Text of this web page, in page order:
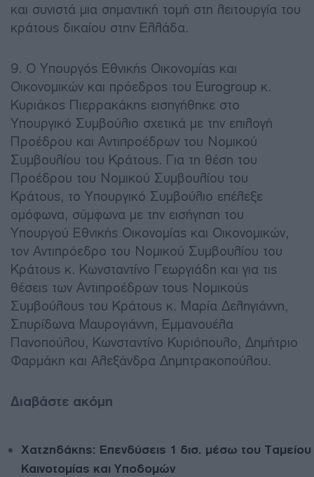
και συνιστά μια σημαντική τομή στη λειτουργία του
κράτους δικαίου στην Ελλάδα.
9. Ο Υπουργός Εθνικής Οικονομίας και
Οικονομικών και πρόεδρος του Eurogroup κ.
Κυριάκος Πιερρακάκης εισηγήθηκε στο
Υπουργικό Συμβούλιο σχετικά με την επιλογή
Προέδρου και Αντιπροέδρων του Νομικού
Συμβουλίου του Κράτους. Για τη θέση του
Προέδρου του Νομικού Συμβουλίου του
Κράτους, το Υπουργικό Συμβούλιο επέλεξε
ομόφωνα, σύμφωνα με την εισήγηση του
Υπουργού Εθνικής Οικονομίας και Οικονομικών,
τον Αντιπρόεδρο του Νομικού Συμβουλίου του
Κράτους κ. Κωνσταντίνο Γεωργιάδη και για τις
θέσεις των Αντιπροέδρων τους Νομικούς
Συμβούλους του Κράτους κ. Μαρία Δεληγιάννη,
Σπυρίδωνα Μαυρογιάννη, Εμμανουέλα
Πανοπούλου, Κωνσταντίνο Κυριόπουλο, Δημήτριο
Φαρμάκη και Αλεξάνδρα Δημητρακοπούλου.
Διαβάστε ακόμη
Χατζηδάκης: Επενδύσεις 1 δισ. μέσω του Ταμείου
Καινοτομίας και Υποδομών